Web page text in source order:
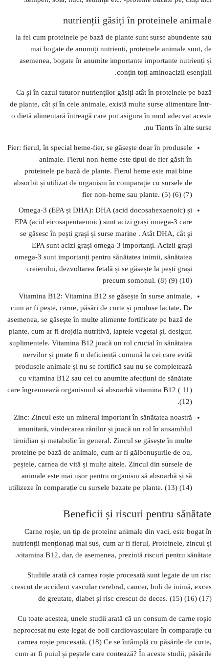
nutrienții găsiți în proteinele animale
la fel cum proteinele pe bază de plante sunt surse abundente sau
mai bogate de anumiți nutrienți, proteinele animale sunt, de
asemenea, bogate în anumite importante importante nutrienți și
conțin toți aminoacizii esențiali.
Ca și în cazul tuturor nutrienților găsiți atât în ​​proteinele pe bază
de plante, cât și în cele animale, există multe surse alimentare într-
o dietă alimentară întreagă care pot asigura în mod adecvat aceste
nu Tients în alte surse.
Fier: fierul, în special heme-fier, se găsește doar în produsele
animale. Fierul non-heme este tipul de fier găsit în
proteinele pe bază de plante. Fierul heme este mai bine
absorbit și utilizat de organism în comparație cu sursele de
fier non-heme sau plante. (5) (6) (7)
Omega-3 (EPA și DHA): DHA (acid docosahexaenoic) și
EPA (acid eicosapentaenoic) sunt acizi grași omega-3 care
se găsesc în pești grași și surse marine . Atât DHA, cât și
EPA sunt acizi grași omega-3 importanți. Acizii grași
omega-3 sunt importanți pentru sănătatea inimii, sănătatea
creierului, dezvoltarea fetală și se găsește la pești grași
precum somonul. (8) (9) (10)
Vitamina B12: Vitamina B12 se găsește în surse animale,
cum ar fi pește, carne, păsări de curte și produse lactate. De
asemenea, se găsește în multe alimente fortificate pe bază de
plante, cum ar fi drojdia nutritivă, laptele vegetal și, desigur,
suplimentele. Vitamina B12 joacă un rol crucial în sănătatea
nervilor și poate fi o deficiență comună la cei care evită
produsele animale și nu se fortifică sau nu se completează
cu vitamina B12 sau cei cu anumite afecțiuni de sănătate
care îngreunează organismul să absoarbă vitamina B12 ( 11)
(12).
Zinc: Zincul este un mineral important în sănătatea noastră
imunitară, vindecarea rănilor și joacă un rol în ansamblul
tiroidian și metabolic în general. Zincul se găsește în multe
proteine ​​pe bază de animale, cum ar fi gălbenușurile de ou,
peștele, carnea de vită și multe altele. Zincul din sursele de
animale este mai ușor pentru organism să absoarbă și să
utilizeze în comparație cu sursele bazate pe plante. (13) (14)
Beneficii și riscuri pentru sănătate
Carne roșie, un tip de proteine ​​animale din vaci, este bogat în
nutrienții menționați mai sus, cum ar fi fierul, Proteinele, zincul și
vitamina B12, dar, de asemenea, prezintă riscuri pentru sănătate.
Studiile arată că carnea roșie procesată sunt legate de un risc
crescut de accident vascular cerebral, cancer, boli de inimă, exces
de greutate, diabet și risc crescut de deces. (15) (16) (17)
Cu toate acestea, unele studii arată că un consum de carne roșie
neprocesat nu este legat de boli cardiovasculare în comparație cu
carnea roșie procesată. (18) Ce se întâmplă cu păsările de curte,
cum ar fi puiul și peștele care contează? În aceste studii, păsările